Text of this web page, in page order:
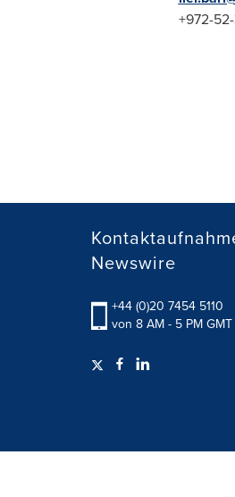
+972-
Newswire
+44 (0)20 7454 5110
von 8 AM - 5 PM GMT